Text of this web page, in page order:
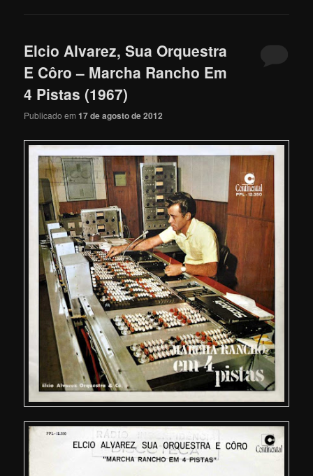
Elcio Alvarez, Sua Orquestra
E Côro – Marcha Rancho Em
4 Pistas (1967)
Publicado em17 de agosto de 2012